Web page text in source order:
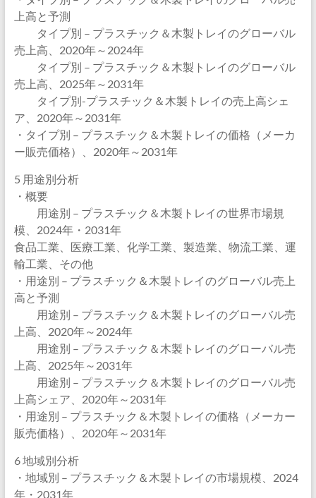
上高と予測
タイプ別 – プラスチック＆木製トレイのグローバル
売上高、2020年～2024年
タイプ別 – プラスチック＆木製トレイのグローバル
売上高、2025年～2031年
タイプ別-プラスチック＆木製トレイの売上高シェ
ア、2020年～2031年
・タイプ別 – プラスチック＆木製トレイの価格（メーカ
ー販売価格）、2020年～2031年
5 用途別分析
・概要
用途別 – プラスチック＆木製トレイの世界市場規
模、2024年・2031年
食品工業、医療工業、化学工業、製造業、物流工業、運
輸工業、その他
・用途別 – プラスチック＆木製トレイのグローバル売上
高と予測
用途別 – プラスチック＆木製トレイのグローバル売
上高、2020年～2024年
用途別 – プラスチック＆木製トレイのグローバル売
上高、2025年～2031年
用途別 – プラスチック＆木製トレイのグローバル売
上高シェア、2020年～2031年
・用途別 – プラスチック＆木製トレイの価格（メーカー
販売価格）、2020年～2031年
6 地域別分析
・地域別 – プラスチック＆木製トレイの市場規模、2024
年・2031年